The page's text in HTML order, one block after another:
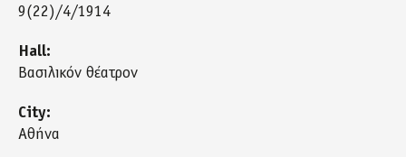
9(22)/4/1914
Hall:
Βασιλικόν θέατρον
City:
Αθήνα